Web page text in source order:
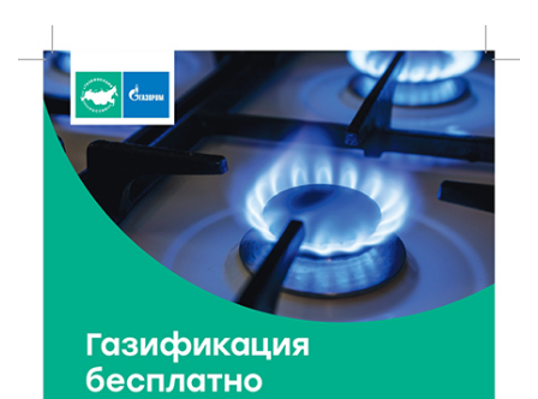
Тверские экологи сняли на видео медвежий обед
8 Авг 2026 14:14 146
Виталий Королев запустил веловолну на Волге в
Калязине
8 Авг 2026 13:37 354
Чем удивит X Международный фестиваль «Калитка»